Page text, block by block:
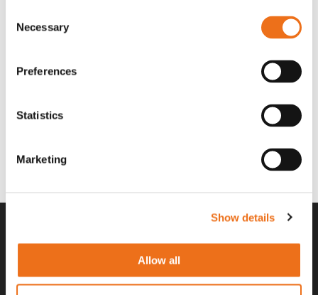
Selection
Necessary
Preferences
Statistics
Marketing
Show details
Allow all
Lägg till i varukorg
Rotor teeth 8t/6k 7.5Gr/8 R6/14 Rotor teeth 8t/6k 0Gr/8 R6/14